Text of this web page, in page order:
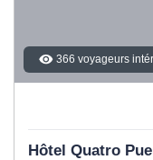
366 voyageurs
Hôtel Quatro